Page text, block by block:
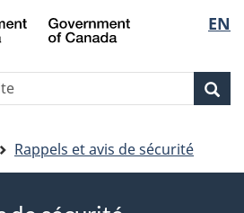
Skip
to
Skip
to
Passer
à
HTML
de
la
EN
Rappels et avis de sécurité